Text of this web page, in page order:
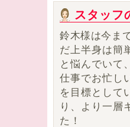
スタッ
鈴木様は今ま
だ上半身は簡
と悩んでいて
仕事でお忙し
を目標として
り、より一層
た！